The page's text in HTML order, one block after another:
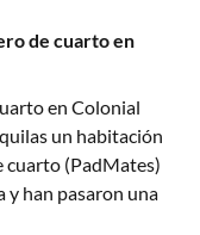
de cuarto en
en Colonial
un habitación
cuarto (PadMates)
y han pasaron una